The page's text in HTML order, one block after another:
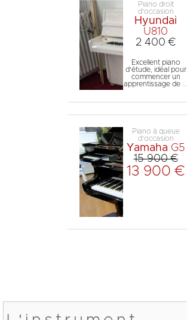
Piano droit
d'occasion
Hyundai
U810
2 400 €
Excellent piano
d'étude, idéal pour
commencer un
apprentissage de ...
Piano à queue
d'occasion
Yamaha G5
15 900 €
13 900 €